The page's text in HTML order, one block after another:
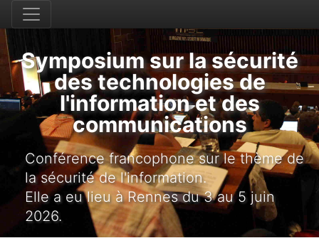
Symposium sur la sécurité
des technologies de
l'information et des
communications
Conférence francophone sur le thème de
la sécurité de l'information.
Elle a eu lieu à Rennes du 3 au 5 juin
2026.